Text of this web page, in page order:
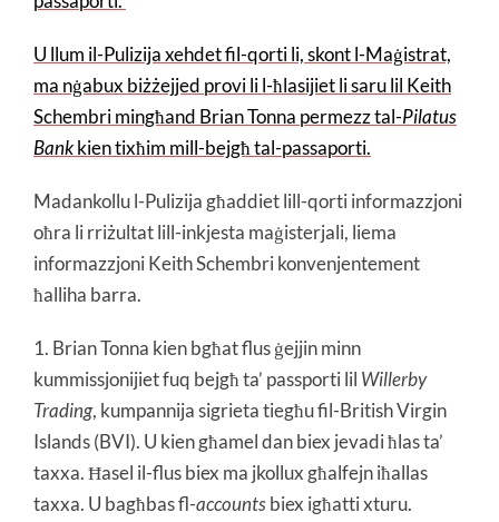
U llum il-Pulizija xehdet fil-qorti li, skont l-Maġistrat,
ma nġabux biżżejjed provi li l-ħlasijiet li saru lil Keith
Schembri mingħand Brian Tonna permezz tal-Pilatus
Bankkien tixħim mill-bejgħ tal-passaporti.
Madankollu l-Pulizija għaddiet lill-qorti informazzjoni
oħra li rriżultat lill-inkjesta maġisterjali, liema
informazzjoni Keith Schembri konvenjentement
ħalliha barra.
1. Brian Tonna kien bgħat flus ġejjin minn
kummissjonijiet fuq bejgħ ta’ passporti lil Willerby
Trading, kumpannija sigrieta tiegħu fil-British Virgin
Islands (BVI). U kien għamel dan biex jevadi ħlas ta’
taxxa. Ħasel il-flus biex ma jkollux għalfejn iħallas
taxxa. U bagħbas fl-accountsbiex igħatti xturu.